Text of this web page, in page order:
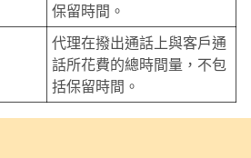
保留時間。
代理在撥出通話上與客戶通
話所花費的總時間量，不包
括保留時間。